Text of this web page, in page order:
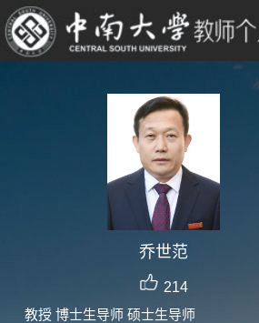
乔世范
214
教授 博士生导师 硕士生导师